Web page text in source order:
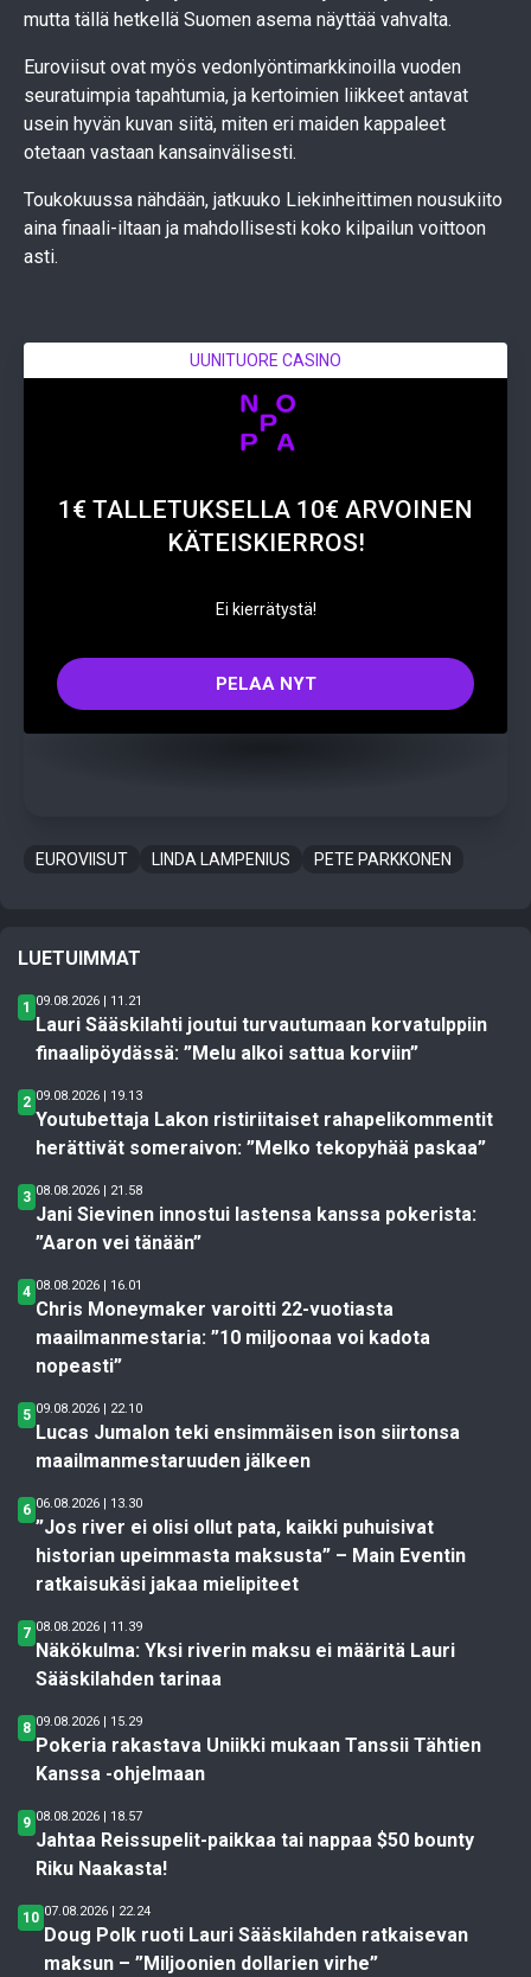
mutta tällä hetkellä Suomen asema näyttää vahvalta.
Euroviisut ovat myös vedonlyöntimarkkinoilla vuoden
seuratuimpia tapahtumia, ja kertoimien liikkeet antavat
usein hyvän kuvan siitä, miten eri maiden kappaleet
otetaan vastaan kansainvälisesti.
Toukokuussa nähdään, jatkuuko Liekinheittimen nousukiito
aina finaali-iltaan ja mahdollisesti koko kilpailun voittoon
asti.
UUNITUORE CASINO
1€ TALLETUKSELLA 10€ ARVOINEN
KÄTEISKIERROS!
Ei kierrätystä!
PELAA NYT
EUROVIISUT LINDA LAMPENIUS PETE PARKKONEN
LUETUIMMAT
1 09.08.2026 | 11.21
Lauri Sääskilahti joutui turvautumaan korvatulppiin
finaalipöydässä: ”Melu alkoi sattua korviin”
2 09.08.2026 | 19.13
Youtubettaja Lakon ristiriitaiset rahapelikommentit
herättivät someraivon: ”Melko tekopyhää paskaa”
3 08.08.2026 | 21.58
Jani Sievinen innostui lastensa kanssa pokerista:
”Aaron vei tänään”
4 08.08.2026 | 16.01
Chris Moneymaker varoitti 22-vuotiasta
maailmanmestaria: ”10 miljoonaa voi kadota
nopeasti”
5 09.08.2026 | 22.10
Lucas Jumalon teki ensimmäisen ison siirtonsa
maailmanmestaruuden jälkeen
6 06.08.2026 | 13.30
”Jos river ei olisi ollut pata, kaikki puhuisivat
historian upeimmasta maksusta” – Main Eventin
ratkaisukäsi jakaa mielipiteet
7 08.08.2026 | 11.39
Näkökulma: Yksi riverin maksu ei määritä Lauri
Sääskilahden tarinaa
8 09.08.2026 | 15.29
Pokeria rakastava Uniikki mukaan Tanssii Tähtien
Kanssa -ohjelmaan
9 08.08.2026 | 18.57
Jahtaa Reissupelit-paikkaa tai nappaa $50 bounty
Riku Naakasta!
10 07.08.2026 | 22.24
Doug Polk ruoti Lauri Sääskilahden ratkaisevan
maksun – ”Miljoonien dollarien virhe”